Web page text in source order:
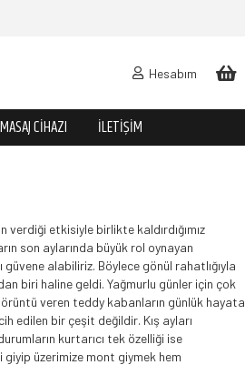
Hesabım
MASAJ CIHAZI İLETIŞIM
verdiği etkisiyle birlikte kaldırdığımız
son aylarında büyük rol oynayan
alabiliriz. Böylece gönül rahatlığıyla
biri haline geldi. Yağmurlu günler için çok
veren teddy kabanların günlük hayata
edilen bir çeşit değildir. Kış ayları
kurtarıcı tek özelliği ise
üzerimize mont giymek hem